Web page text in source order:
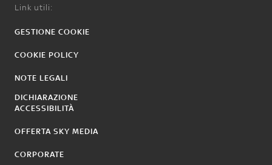
Link utili:
GESTIONE COOKIE
COOKIE POLICY
NOTE LEGALI
DICHIARAZIONE
ACCESSIBILITÀ
OFFERTA SKY MEDIA
CORPORATE